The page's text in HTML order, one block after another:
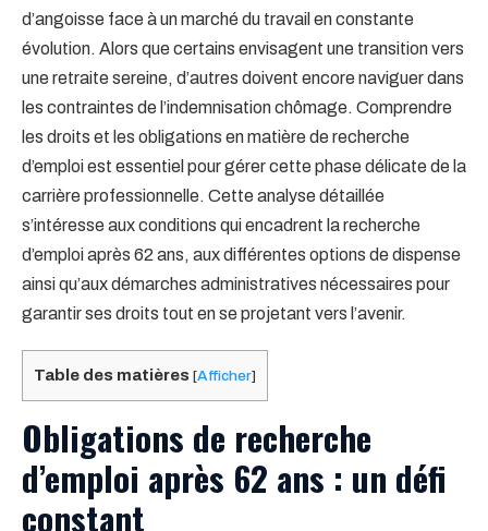
d’angoisse face à un marché du travail en constante
évolution. Alors que certains envisagent une transition vers
une retraite sereine, d’autres doivent encore naviguer dans
les contraintes de l’indemnisation chômage. Comprendre
les droits et les obligations en matière de recherche
d’emploi est essentiel pour gérer cette phase délicate de la
carrière professionnelle. Cette analyse détaillée
s’intéresse aux conditions qui encadrent la recherche
d’emploi après 62 ans, aux différentes options de dispense
ainsi qu’aux démarches administratives nécessaires pour
garantir ses droits tout en se projetant vers l’avenir.
Table des matières [Afficher]
Obligations de recherche
d’emploi après 62 ans : un défi
constant